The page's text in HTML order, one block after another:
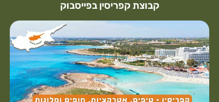
קבוצת קפריסין בפייסבוק